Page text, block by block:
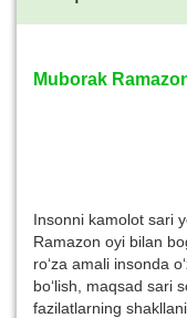
Muborak
Insonni kamolot sari
Ramazon oyi bilan
ro‘za amali insonda
bo‘lish, maqsad sari
fazilatlarning